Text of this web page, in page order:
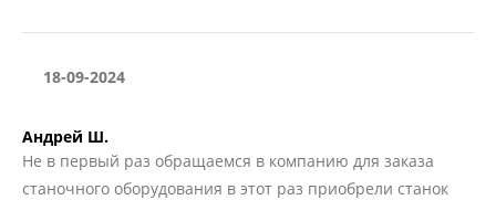
18-09-2024
Андрей Ш.
Не в первый раз обращаемся в компанию для заказа
станочного оборудования в этот раз приобрели станок